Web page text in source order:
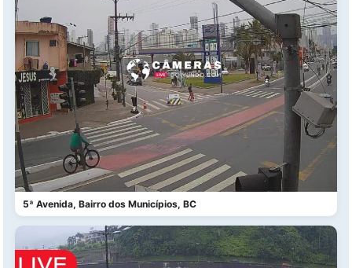
5ª Avenida, Bairro dos Municípios, BC